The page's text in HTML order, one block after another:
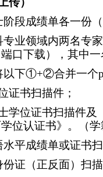
段成绩单各一份
业领域内两名专
口下载），其中一
以下①+②合并一个
证书扫描件；
位证书扫描件及
位认证书》。（
平成绩单或证书扫
证（正反面）扫描